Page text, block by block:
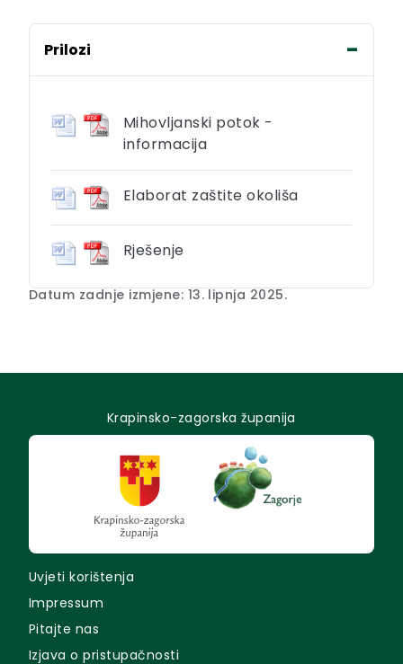
Prilozi
Mihovljanski potok -
informacija
Elaborat zaštite okoliša
Rješenje
Datum zadnje izmjene: 13. lipnja 2025.
Krapinsko-zagorska županija
Uvjeti korištenja
Impressum
Pitajte nas
Izjava o pristupačnosti